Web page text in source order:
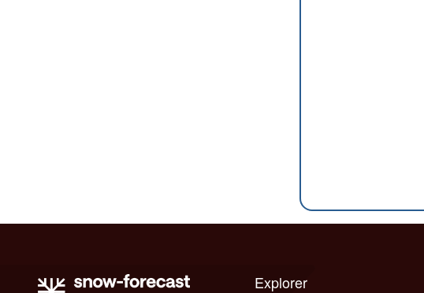
Explorer